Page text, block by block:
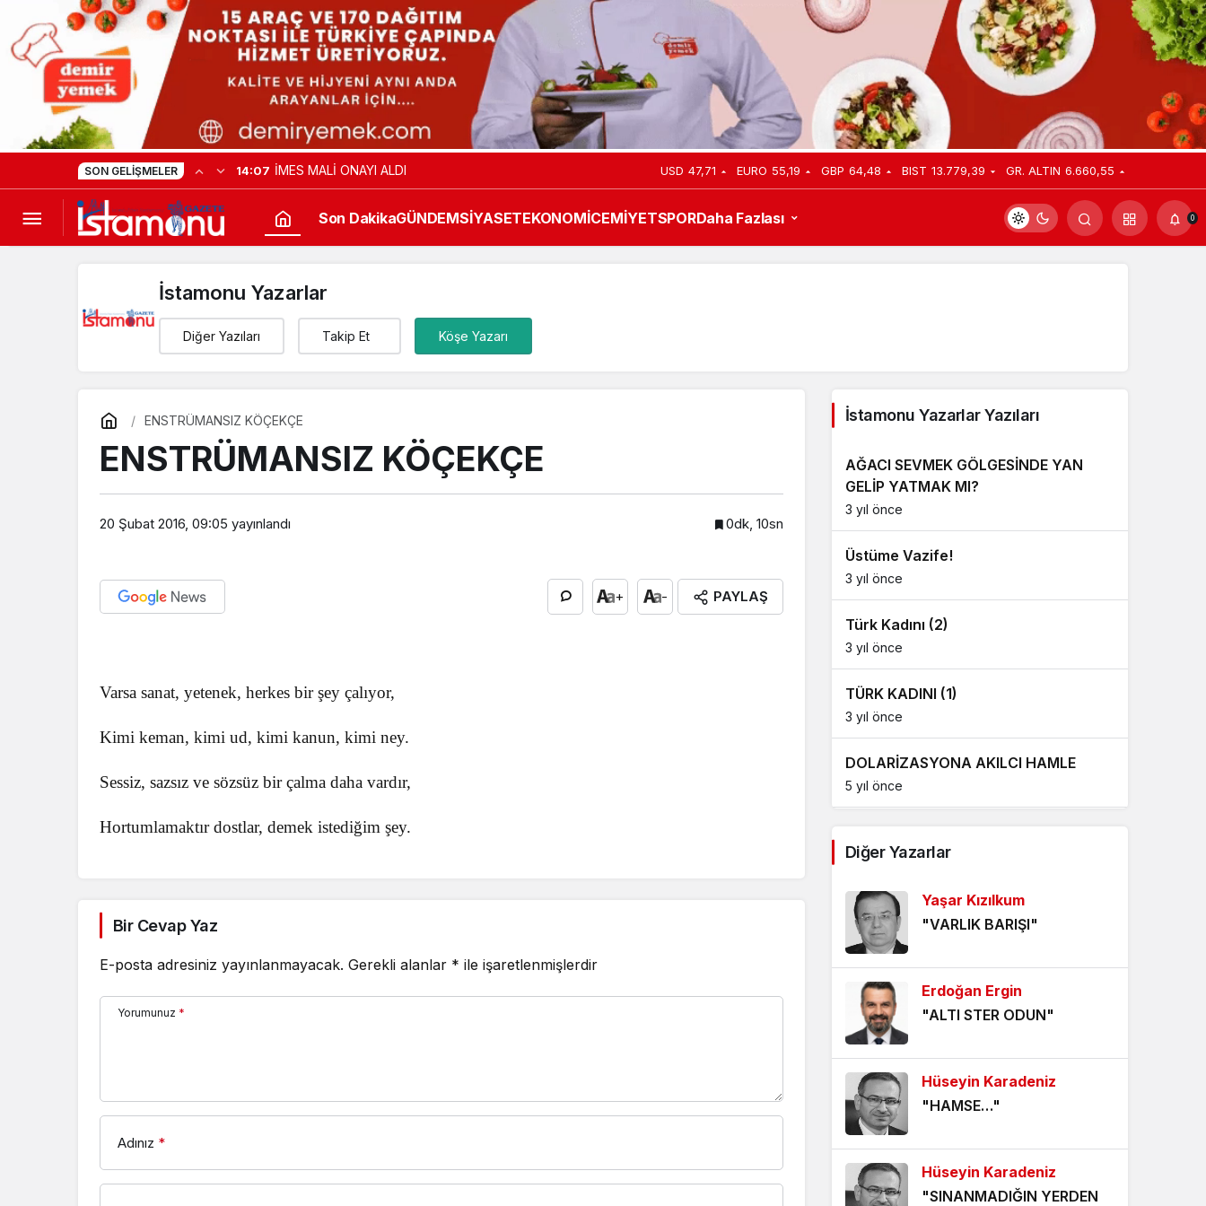
SON GELIŞMELER 14:07 İMES MALİ ONAYI ALDI USD 47,71 EURO 55,19 GBP 64,48 BIST 13.779,39 GR. ALTIN 6.660,55
Son DakikaGÜNDEMSİYASETEKONOMİCEMİYETSPORDaha Fazlası 0
İstamonu Yazarlar
Diğer Yazıları Takip Et Köşe Yazarı
ENSTRÜMANSIZ KÖÇEKÇE
ENSTRÜMANSIZ KÖÇEKÇE
20 Şubat 2016, 09:05 yayınlandı 0dk, 10sn
+ - PAYLAŞ
Varsa sanat, yetenek, herkes bir şey çalıyor,
Kimi keman, kimi ud, kimi kanun, kimi ney.
Sessiz, sazsız ve sözsüz bir çalma daha vardır,
Hortumlamaktır dostlar, demek istediğim şey.
Bir Cevap Yaz
E-posta adresiniz yayınlanmayacak. Gerekli alanlar * ile işaretlenmişlerdir
Yorumunuz *
Adınız *
İstamonu Yazarlar Yazıları
AĞACI SEVMEK GÖLGESİNDE YAN
GELİP YATMAK MI?
3 yıl önce
Üstüme Vazife!
3 yıl önce
Türk Kadını (2)
3 yıl önce
TÜRK KADINI (1)
3 yıl önce
DOLARİZASYONA AKILCI HAMLE
5 yıl önce
5 yıl önce
ÖLÜMÜ BEKLEMEK
5 yıl önce
HANGİ KAMERAYA BAKALIM?
5 yıl önce
VİZYONER KASTAMONULULAR
NEREDESİNİZ?
5 yıl önce
KHK MAĞDURLARI İÇİN IŞIK
GÖRÜNDÜ!
5 yıl önce
Diğer Yazarlar
Yaşar Kızılkum
"VARLIK BARIŞI"
Erdoğan Ergin
"ALTI STER ODUN"
Hüseyin Karadeniz
"HAMSE…"
Hüseyin Karadeniz
"SINANMADIĞIN YERDEN